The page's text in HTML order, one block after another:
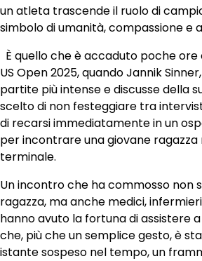
un atleta trascende il ruolo di
simbolo di umanità, compassione e
È quello che è accaduto poche
US Open 2025, quando Jannik
partite più intense e discusse della
scelto di non festeggiare tra
di recarsi immediatamente in un
per incontrare una giovane
terminale.
Un incontro che ha commosso non
ragazza, ma anche medici,
hanno avuto la fortuna di assistere
che, più che un semplice gesto, è
istante sospeso nel tempo, un